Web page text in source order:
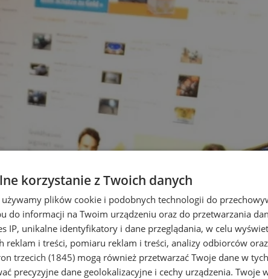
korzystanie z Twoich danych
plików cookie i podobnych technologii do
do informacji na Twoim urządzeniu oraz do przetwarzania
IP, unikalne identyfikatory i dane przeglądania, w celu
reklam i treści, pomiaru reklam i treści, analizy odbiorców
trzecich (1845) mogą również przetwarzać Twoje dane w
precyzyjne dane geolokalizacyjne i cechy urządzenia. Twoje